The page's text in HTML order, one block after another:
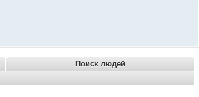
Поиск людей